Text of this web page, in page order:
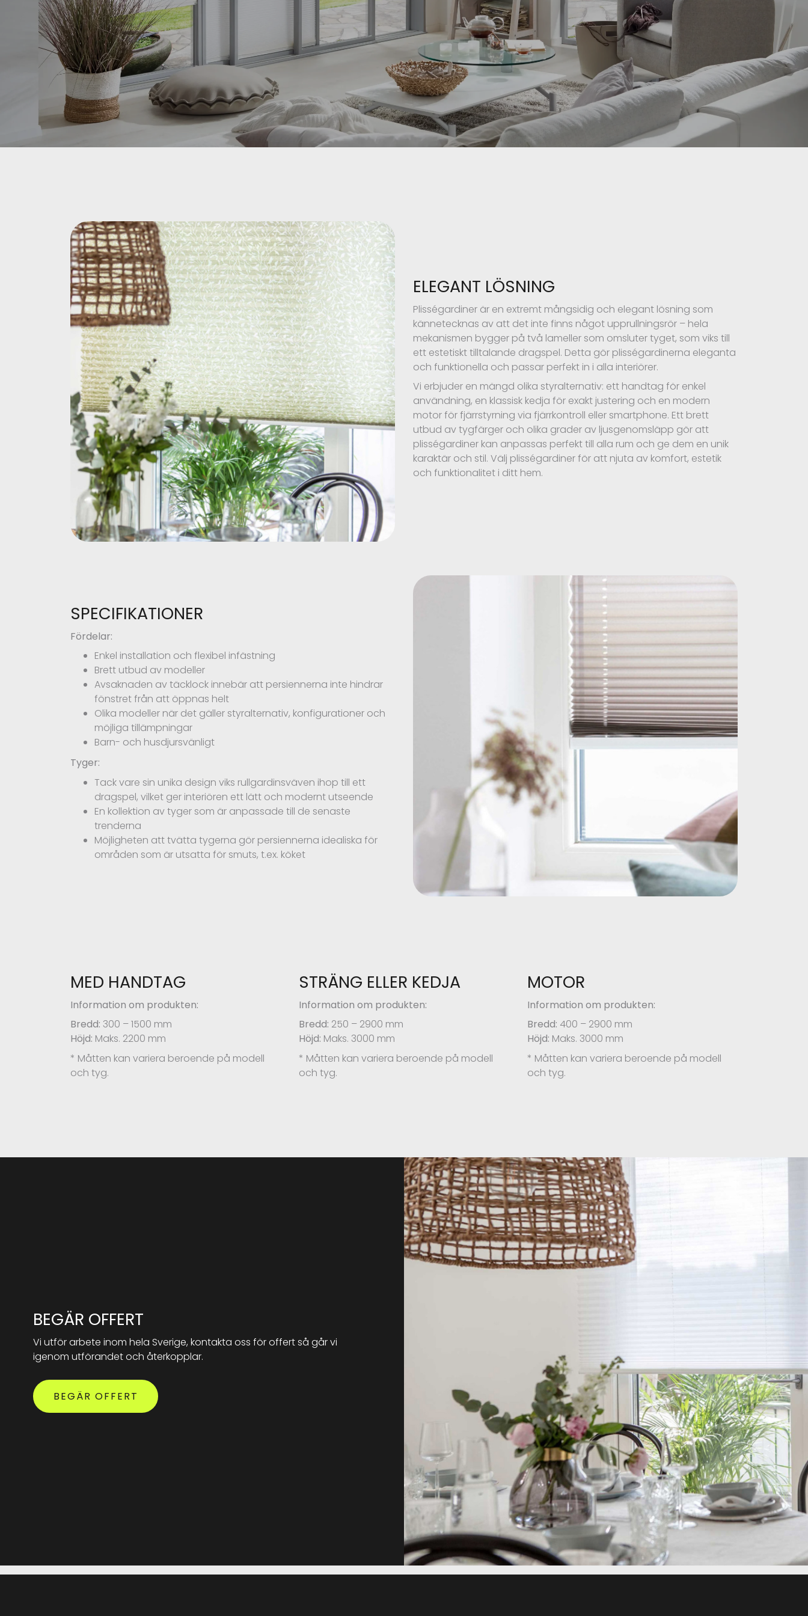
ELEGANT LÖSNING
Plisségardiner är en extremt mångsidig och elegant lösning som
kännetecknas av att det inte finns något upprullningsrör – hela
mekanismen bygger på två lameller som omsluter tyget, som viks till
ett estetiskt tilltalande dragspel. Detta gör plisségardinerna eleganta
och funktionella och passar perfekt in i alla interiörer.
Vi erbjuder en mängd olika styralternativ: ett handtag för enkel
användning, en klassisk kedja för exakt justering och en modern
motor för fjärrstyrning via fjärrkontroll eller smartphone. Ett brett
utbud av tygfärger och olika grader av ljusgenomsläpp gör att
plisségardiner kan anpassas perfekt till alla rum och ge dem en unik
karaktär och stil. Välj plisségardiner för att njuta av komfort, estetik
och funktionalitet i ditt hem.
SPECIFIKATIONER
Fördelar:
Enkel installation och flexibel infästning
Brett utbud av modeller
Avsaknaden av täcklock innebär att persiennerna inte hindrar
fönstret från att öppnas helt
Olika modeller när det gäller styralternativ, konfigurationer och
möjliga tillämpningar
Barn- och husdjursvänligt
Tyger:
Tack vare sin unika design viks rullgardinsväven ihop till ett
dragspel, vilket ger interiören ett lätt och modernt utseende
En kollektion av tyger som är anpassade till de senaste
trenderna
Möjligheten att tvätta tygerna gör persiennerna idealiska för
områden som är utsatta för smuts, t.ex. köket
MED HANDTAG
Information om produkten:
Bredd: 300 – 1500 mm
Höjd: Maks. 2200 mm
* Måtten kan variera beroende på modell
och tyg.
STRÄNG ELLER KEDJA
Information om produkten:
Bredd: 250 – 2900 mm
Höjd: Maks. 3000 mm
* Måtten kan variera beroende på modell
och tyg.
MOTOR
Information om produkten:
Bredd: 400 – 2900 mm
Höjd: Maks. 3000 mm
* Måtten kan variera beroende på modell
och tyg.
BEGÄR OFFERT
Vi utför arbete inom hela Sverige, kontakta oss för offert så går vi
igenom utförandet och återkopplar.
BEGÄR OFFERT